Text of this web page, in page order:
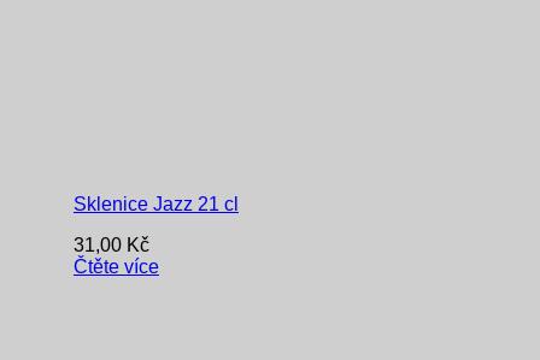
Sklenice Jazz 21 cl
31,00 Kč
Čtěte více